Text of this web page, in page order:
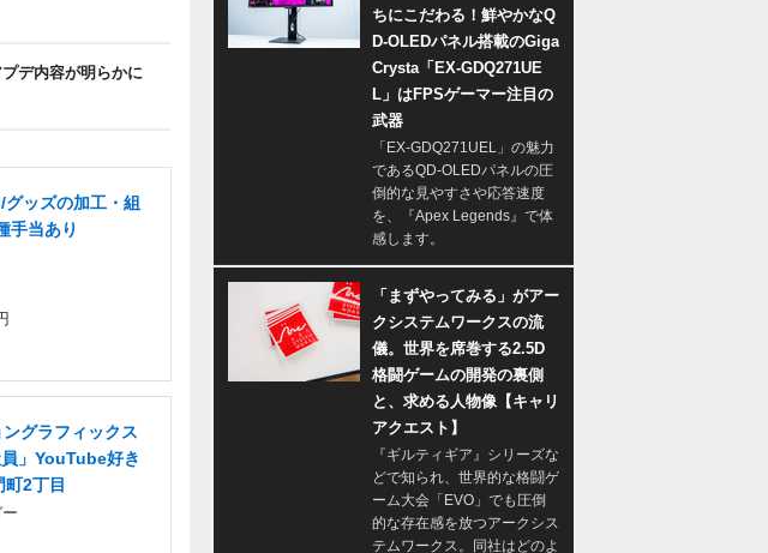
デ内容が明らかに
ッズの加工・組
手当あり
ングラフィックス
」YouTube好き
2丁目
ちにこだわる！鮮やかなQ
D-OLEDパネル搭載のGiga
Crysta「EX-GDQ271UE
L」はFPSゲーマー注目の
武器
「EX-GDQ271UEL」の魅力
であるQD-OLEDパネルの圧
倒的な見やすさや応答速度
を、『Apex Legends』で体
感します。
「まずやってみる」がアー
クシステムワークスの流
儀。世界を席巻する2.5D
格闘ゲームの開発の裏側
と、求める人物像【キャリ
アクエスト】
『ギルティギア』シリーズな
どで知られ、世界的な格闘ゲ
ーム大会「EVO」でも圧倒
的な存在感を放つアークシス
テムワークス。同社はどのよ